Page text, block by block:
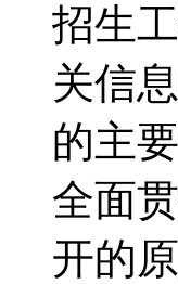
招生
关信
的主
全面
开的